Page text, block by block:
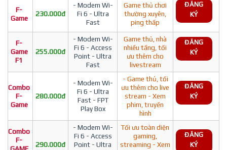
F-
Game
230.000đ
- Modem Wi-
Fi 6 - Ultra
Fast
Game thủ chơi
thường xuyên,
ping thấp
ĐĂNG
KÝ
F-
Game
F1
255.000đ
- Modem Wi-
Fi 6 - Access
Point - Ultra
Fast
Game thủ, nhà
nhiều tầng, tối
ưu thêm cho
livestream
ĐĂNG
KÝ
Combo
F-
Game
280.000đ
- Modem Wi-
Fi 6 - Ultra
Fast - FPT
Play Box
- Game thủ, tối
ưu thêm cho live
stream - Xem
phim, truyền
hình
ĐĂNG
KÝ
Combo
F-
290.000đ
- Modem Wi-
Fi 6 - Access
Point - Ultra
Tối ưu toàn diện
gaming,
streaming - Xem
ĐĂNG
KÝ